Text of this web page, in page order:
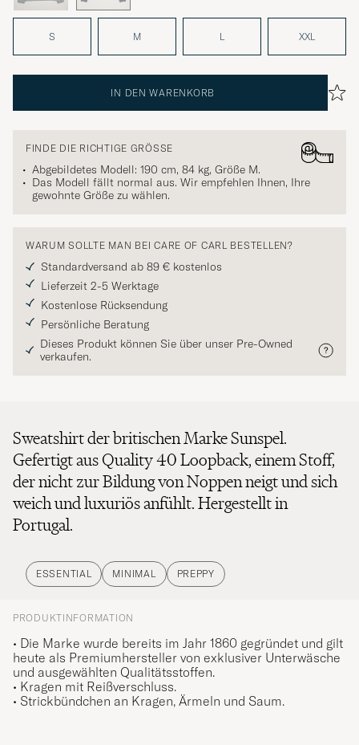
S M L XXL
IN DEN WARENKORB
FINDE DIE RICHTIGE GRÖSSE
Abgebildetes Modell: 190 cm, 84 kg, Größe M.
Das Modell fällt normal aus. Wir empfehlen Ihnen, Ihre
gewohnte Größe zu wählen.
WARUM SOLLTE MAN BEI CARE OF CARL BESTELLEN?
Standardversand ab 89 € kostenlos
Lieferzeit 2-5 Werktage
Kostenlose Rücksendung
Persönliche Beratung
Dieses Produkt können Sie über unser Pre-Owned
verkaufen.
Sweatshirt der britischen Marke Sunspel.
Gefertigt aus Quality 40 Loopback, einem Stoff,
der nicht zur Bildung von Noppen neigt und sich
weich und luxuriös anfühlt. Hergestellt in
Portugal.
ESSENTIAL MINIMAL PREPPY
PRODUKTINFORMATION
• Die Marke wurde bereits im Jahr 1860 gegründet und gilt
heute als Premiumhersteller von exklusiver Unterwäsche
und ausgewählten Qualitätsstoffen.
• Kragen mit Reißverschluss.
• Strickbündchen an Kragen, Ärmeln und Saum.